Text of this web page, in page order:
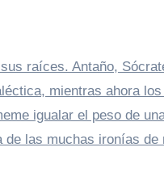
raíces. Antaño,
mientras ahora
igualar el peso de
las muchas ironías